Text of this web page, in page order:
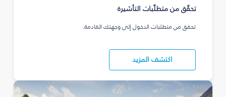
تحقّق من متطلّبات التأشيرة
تحقق من متطلبات الدخول إلى وجهتك القادمة.
اكتشف المزيد